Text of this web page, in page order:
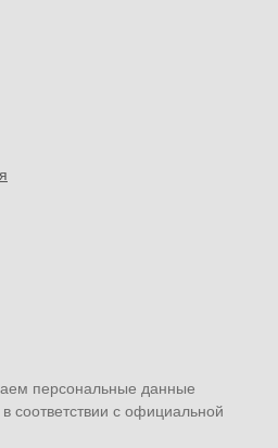
персональные данные
соответствии с официальной